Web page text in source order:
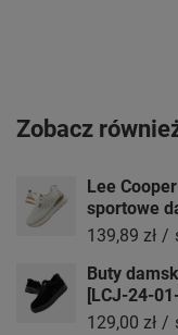
Zobacz
Lee
sportowe
139,89 zł /
Buty
[LCJ-24-
129,00 zł /